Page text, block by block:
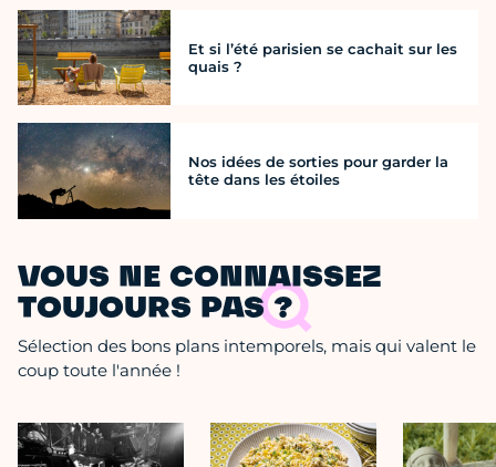
Et si l’été parisien se cachait sur les
quais ?
Nos idées de sorties pour garder la
tête dans les étoiles
VOUS NE CONNAISSEZ
TOUJOURS PAS ?
Sélection des bons plans intemporels, mais qui valent le
coup toute l'année !